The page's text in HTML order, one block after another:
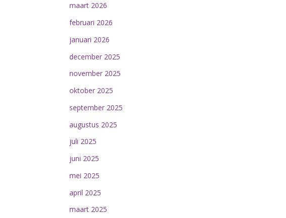
maart 2026
februari 2026
januari 2026
december 2025
november 2025
oktober 2025
september 2025
augustus 2025
juli 2025
juni 2025
mei 2025
april 2025
maart 2025